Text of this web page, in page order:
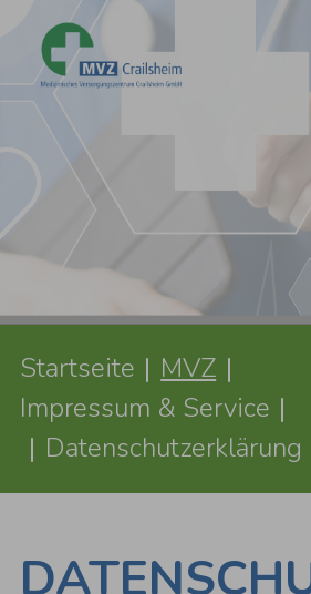
Zum Hauptinhalt springen
Startseite
MVZ
Impressum & Service
Datenschutzerklärung